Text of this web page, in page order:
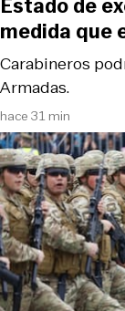
hace 31 min
Carabineros
Armadas.
Estado de
medida que